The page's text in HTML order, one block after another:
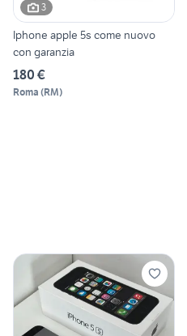
3
Iphone apple 5s come nuovo
con garanzia
180 €
Roma (RM)